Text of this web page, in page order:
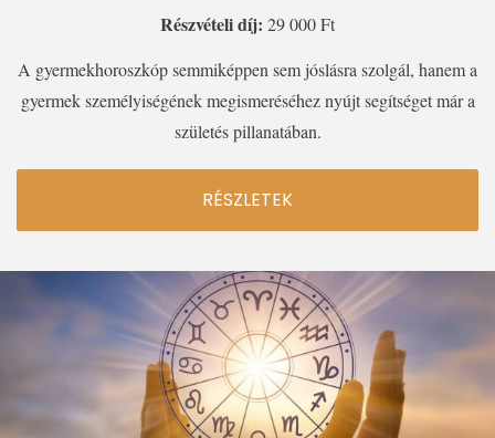
Részvételi díj: 29 000 Ft
A gyermekhoroszkóp semmiképpen sem jóslásra szolgál, hanem a
gyermek személyiségének megismeréséhez nyújt segítséget már a
születés pillanatában.
RÉSZLETEK